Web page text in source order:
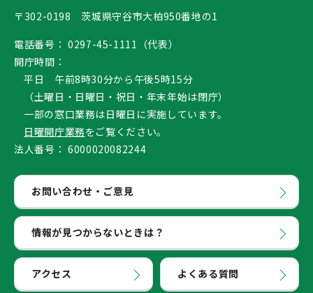
〒302-0198 茨城県守谷市大柏950番地の1
電話番号： 0297-45-1111（代表）
開庁時間：
平日 午前8時30分から午後5時15分
（土曜日・日曜日・祝日・年末年始は閉庁）
一部の窓口業務は日曜日に実施しています。
日曜開庁業務をご覧ください。
法人番号： 6000020082244
お問い合わせ・ご意見
情報が見つからないときは？
アクセス よくある質問